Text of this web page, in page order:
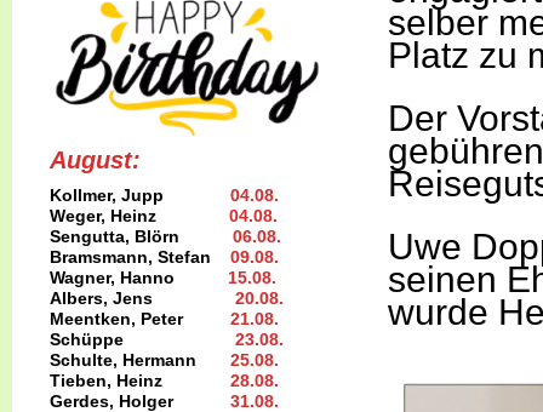
August:
Kollmer, Jupp 04.08.
Weger, Heinz 04.08.
Sengutta, Blörn 06.08.
Bramsmann, Stefan 09.08.
Wagner, Hanno 15.08.
Albers, Jens 20.08.
Meentken, Peter
21.08.
Schüppe 23.08.
Schulte, Hermann 25.08.
Tieben, Heinz 28.08.
Gerdes, Holger
31.08.
selber
Platz zu
Der
Uwe
seinen
wurde